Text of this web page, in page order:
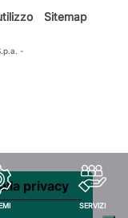
SERVIZI
Sitemap
-
privacy